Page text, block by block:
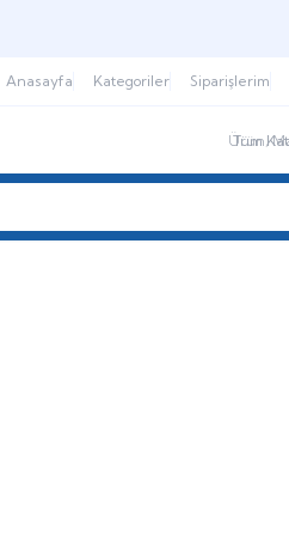
Anasayfa Kategoriler Siparişlerim